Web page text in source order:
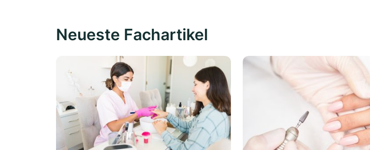
Neueste Fachartikel